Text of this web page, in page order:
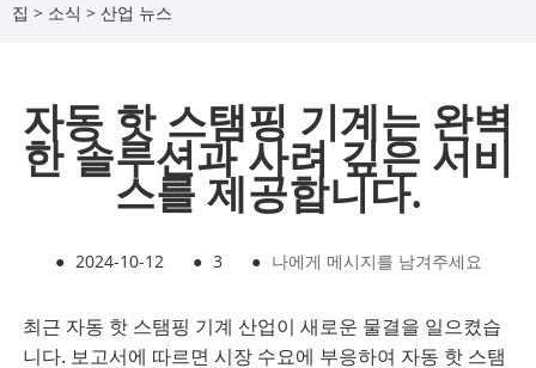
집 > 소식 > 산업 뉴스
자동 핫 스탬핑 기계는 완벽
한 솔루션과 사려 깊은 서비
스를 제공합니다.
● 2024-10-12 ● 3 ● 나에게 메시지를 남겨주세요
최근 자동 핫 스탬핑 기계 산업이 새로운 물결을 일으켰습
니다. 보고서에 따르면 시장 수요에 부응하여 자동 핫 스탬